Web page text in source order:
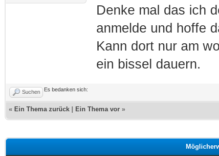
Denke mal das ich
anmelde und hoffe
Kann dort nur am
ein bissel dauern.
Suchen Es bedanken sich:
« Ein Thema zurück Ein Thema vor »